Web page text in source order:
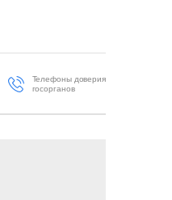
Телефоны доверия
госорганов